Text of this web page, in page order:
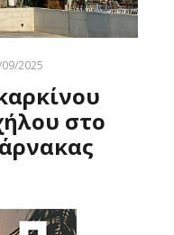
2025
στο